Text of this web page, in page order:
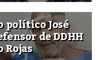
político José
de DDHH
Rojas